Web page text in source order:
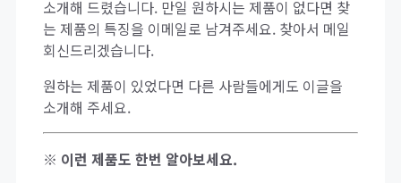
소개해 드렸습니다. 만일 원하시는 제품이 없다면 찾
는 제품의 특징을 이메일로 남겨주세요. 찾아서 메일
회신드리겠습니다.
원하는 제품이 있었다면 다른 사람들에게도 이글을
소개해 주세요.
※ 이런 제품도 한번 알아보세요.